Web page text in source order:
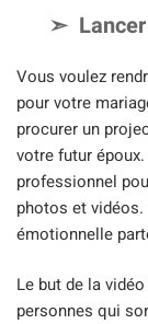
Vous voulez
pour votre
procurer un
votre futur
professionnel
photos et
émotionnelle
Le but de la
personnes qui